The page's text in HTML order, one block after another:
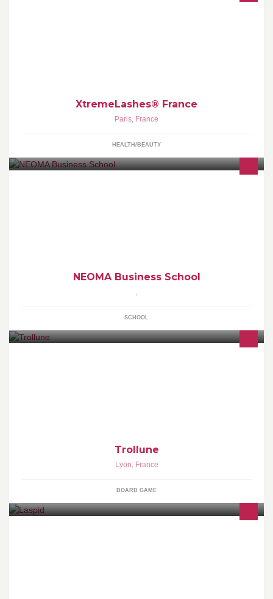
XtremeLashes® France
Paris, France
HEALTH/BEAUTY
NEOMA Business School
,
SCHOOL
Trollune
Lyon, France
BOARD GAME